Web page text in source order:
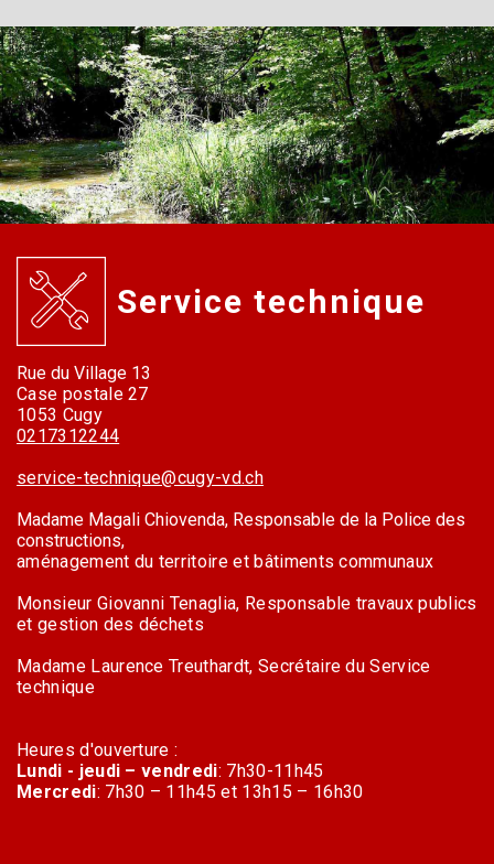
Service technique
Rue du Village 13
Case postale 27
1053 Cugy
0217312244
service-technique@cugy-vd.ch
Madame Magali Chiovenda, Responsable de la Police des
constructions,
aménagement du territoire et bâtiments communaux
Monsieur Giovanni Tenaglia, Responsable travaux publics
et gestion des déchets
Madame Laurence Treuthardt, Secrétaire du Service
technique
Heures d'ouverture :
Lundi - jeudi – vendredi: 7h30-11h45
Mercredi: 7h30 – 11h45 et 13h15 – 16h30